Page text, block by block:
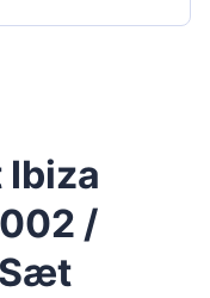
Ibiza
/